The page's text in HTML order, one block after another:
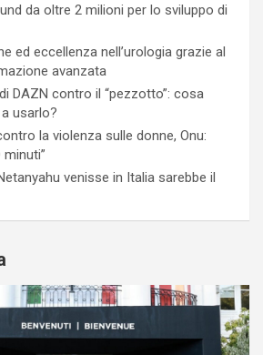
da oltre 2 milioni per lo sviluppo di
ed eccellenza nell’urologia grazie al
avanzata
DAZN contro il “pezzotto”: cosa
usarlo?
la violenza sulle donne, Onu:
venisse in Italia sarebbe il